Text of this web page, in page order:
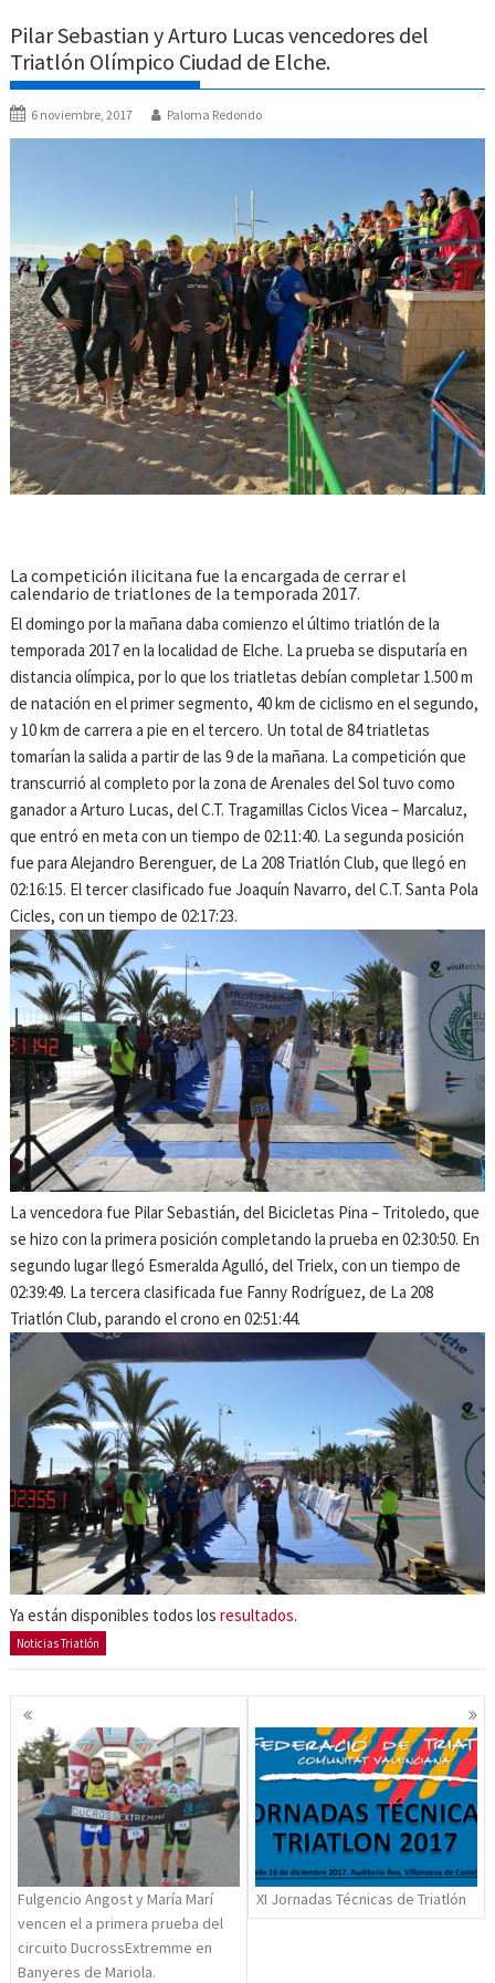
Pilar Sebastian y Arturo Lucas vencedores del
Triatlón Olímpico Ciudad de Elche.
6 noviembre, 2017 Paloma Redondo
La competición ilicitana fue la encargada de cerrar el
calendario de triatlones de la temporada 2017.
El domingo por la mañana daba comienzo el último triatlón de la
temporada 2017 en la localidad de Elche. La prueba se disputaría en
distancia olímpica, por lo que los triatletas debían completar 1.500 m
de natación en el primer segmento, 40 km de ciclismo en el segundo,
y 10 km de carrera a pie en el tercero. Un total de 84 triatletas
tomarían la salida a partir de las 9 de la mañana. La competición que
transcurrió al completo por la zona de Arenales del Sol tuvo como
ganador a Arturo Lucas, del C.T. Tragamillas Ciclos Vicea – Marcaluz,
que entró en meta con un tiempo de 02:11:40. La segunda posición
fue para Alejandro Berenguer, de La 208 Triatlón Club, que llegó en
02:16:15. El tercer clasificado fue Joaquín Navarro, del C.T. Santa Pola
Cicles, con un tiempo de 02:17:23.
La vencedora fue Pilar Sebastián, del Bicicletas Pina – Tritoledo, que
se hizo con la primera posición completando la prueba en 02:30:50. En
segundo lugar llegó Esmeralda Agulló, del Trielx, con un tiempo de
02:39:49. La tercera clasificada fue Fanny Rodríguez, de La 208
Triatlón Club, parando el crono en 02:51:44.
Ya están disponibles todos losresultados.
Noticias Triatlón
Navegación
de
entradas
Fulgencio Angost y María Marí
vencen el a primera prueba del
circuito DucrossExtremme en
Banyeres de Mariola.
XI Jornadas Técnicas de Triatlón